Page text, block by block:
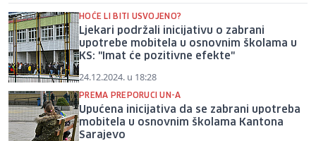
HOĆE LI BITI USVOJENO?
Ljekari podržali inicijativu o zabrani
upotrebe mobitela u osnovnim školama u
KS: "Imat će pozitivne efekte"
24.12.2024. u 18:28
PREMA PREPORUCI UN-A
Upućena inicijativa da se zabrani upotreba
mobitela u osnovnim školama Kantona
Sarajevo